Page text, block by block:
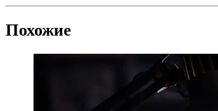
Похожие